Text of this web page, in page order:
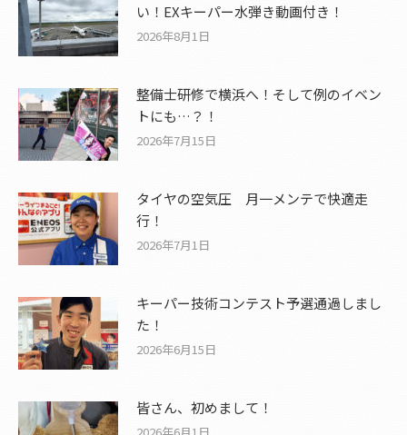
い！EXキーパー水弾き動画付き！
2026年8月1日
整備士研修で横浜へ！そして例のイベン
トにも…？！
2026年7月15日
タイヤの空気圧 月一メンテで快適走
行！
2026年7月1日
キーパー技術コンテスト予選通過しまし
た！
2026年6月15日
皆さん、初めまして！
2026年6月1日